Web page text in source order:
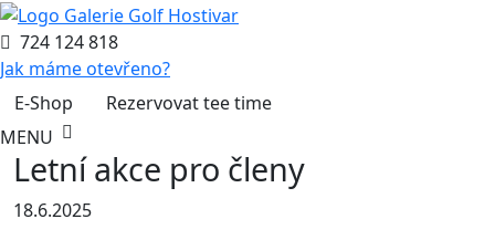
724 124 818
Jak máme otevřeno?
E-Shop
Rezervovat tee time
MENU
Letní akce pro členy
18.6.2025